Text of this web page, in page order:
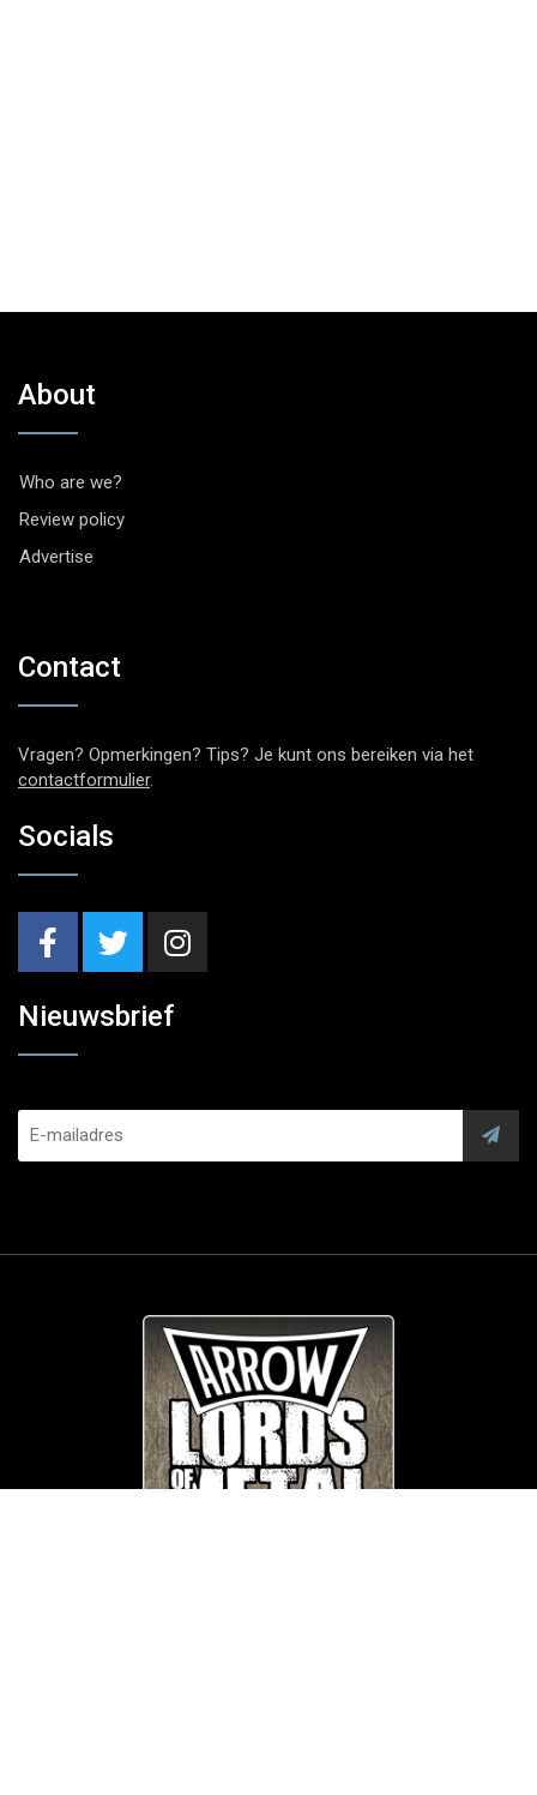
About
Who are we?
Review policy
Advertise
Contact
Vragen? Opmerkingen? Tips? Je kunt ons bereiken via het
contactformulier.
Socials
Nieuwsbrief